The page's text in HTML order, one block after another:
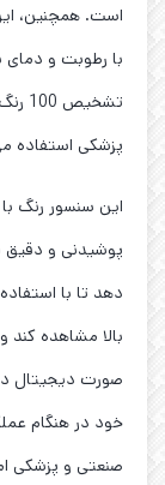
است. همچنین،
پزشکی استفاده
این سنسور رنگ
پوشیدنی و دقیق
دهد تا با
بالا مشاهده
صورت دیجیتال
خود در هنگام
صنعتی و پزشکی